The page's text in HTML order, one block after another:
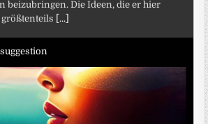
beizubringen. Die Ideen, die er hier
[...]